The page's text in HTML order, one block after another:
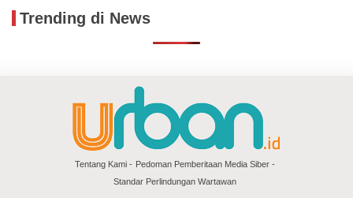
Trending di News
Tentang Kami
Pedoman Pemberitaan Media Siber
Standar Perlindungan Wartawan